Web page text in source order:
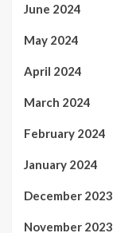
June 2024
May 2024
April 2024
March 2024
February 2024
January 2024
December 2023
November 2023